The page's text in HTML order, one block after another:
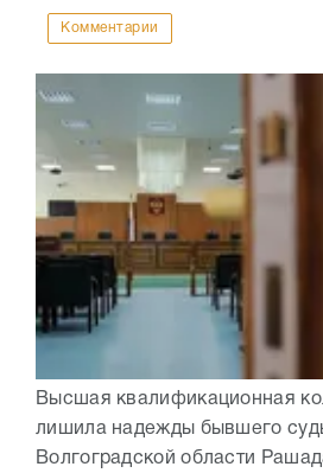
Комментарии
Высшая квалификационная
лишила надежды бывшего
Волгоградской области